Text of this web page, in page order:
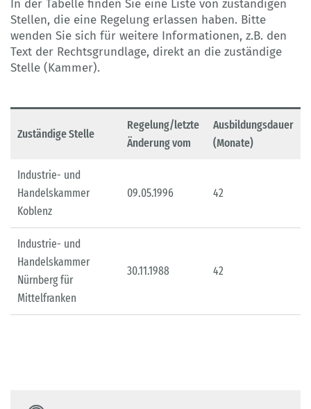
In der Tabelle finden Sie eine Liste von zuständigen
Stellen, die eine Regelung erlassen haben. Bitte
wenden Sie sich für weitere Informationen, z.B. den
Text der Rechtsgrundlage, direkt an die zuständige
Stelle (Kammer).
Zuständige Stelle
Regelung/letzte
Änderung vom
Ausbildungsdauer
(Monate)
Industrie- und
Handelskammer
Koblenz
09.05.1996 42
Industrie- und
Handelskammer
Nürnberg für
Mittelfranken
30.11.1988 42